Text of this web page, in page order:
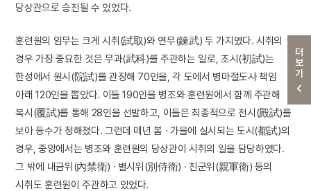
더보기
당상관으로 승진될 수 있었다.
훈련원의 임무는 크게 시취(試取)와 연무(鍊武) 두 가지였다. 시취의
경우 가장 중요한 것은 무과(武科)를 주관하는 일로, 초시(初試)는
한성에서 원시(院試)를 관장해 70인을, 각 도에서 병마절도사 책임
아래 120인을 뽑았다. 이들 190인을 병조와 훈련원에서 함께 주관해
복시(覆試)를 통해 28인을 선발하고, 이들은 최종적으로 전시(殿試)를
보아 등수가 정해졌다. 그런데 매년 봄 · 가을에 실시되는 도시(都試)의
경우, 중앙에서는 병조와 훈련원의 당상관이 시취의 일을 담당하였다.
그 밖에 내금위(內禁衛) · 별시위(別侍衛) · 친군위(親軍衛) 등의
시취도 훈련원이 주관하고 있었다.